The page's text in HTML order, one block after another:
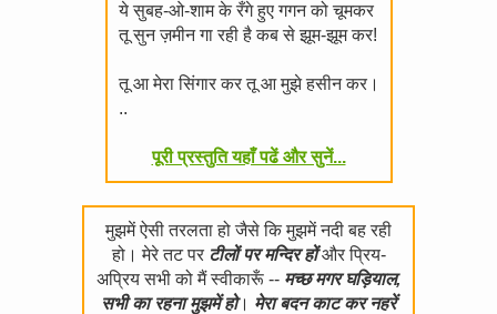
ये सुबह-ओ-शाम के रँगे हुए गगन को चूमकर
तू सुन ज़मीन गा रही है कब से झूम-झूम कर!
तू आ मेरा सिंगार कर तू आ मुझे हसीन कर।
..
पूरी प्रस्तुति यहाँ पढें और सुनें...
मुझमें ऐसी तरलता हो जैसे कि मुझमें नदी बह रही
हो। मेरे तट पर टीलों पर मन्दिर होंऔर प्रिय-
अप्रिय सभी को मैं स्वीकारूँ -- मच्छ मगर घड़ियाल,
सभी का रहना मुझमें हो। मेरा बदन काट कर नहरें